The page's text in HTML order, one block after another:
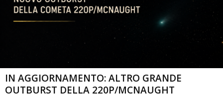
IN AGGIORNAMENTO: ALTRO GRANDE
OUTBURST DELLA 220P/MCNAUGHT